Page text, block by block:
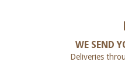
WE SEND
Deliveries